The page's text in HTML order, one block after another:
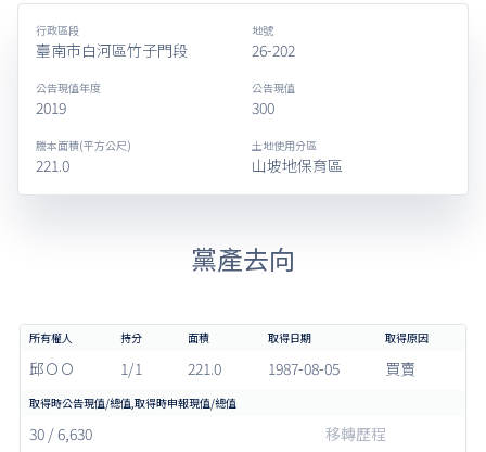
行政區段
臺南市白河區竹子門段
地號
26-202
公告現值年度
2019
公告現值
300
謄本面積(平方公尺)
221.0
土地使用分區
山坡地保育區
黨產去向
邱ＯＯ 1/1 221.0 1987-08-05 買賣
30 / 6,630 移轉歷程